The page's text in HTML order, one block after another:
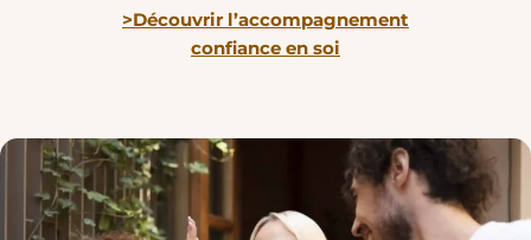
>Découvrir l’accompagnement
confiance en soi